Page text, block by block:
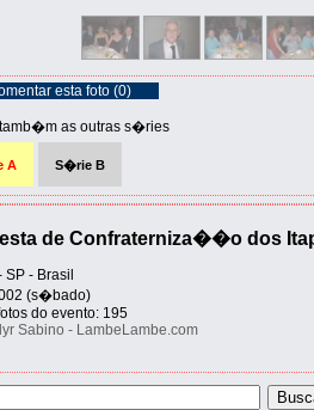
esta foto (0)
as outras s�ries
A S�rie B
de Confraterniza��o dos
- Brasil
(s�bado)
do evento: 195
Sabino - LambeLambe.com